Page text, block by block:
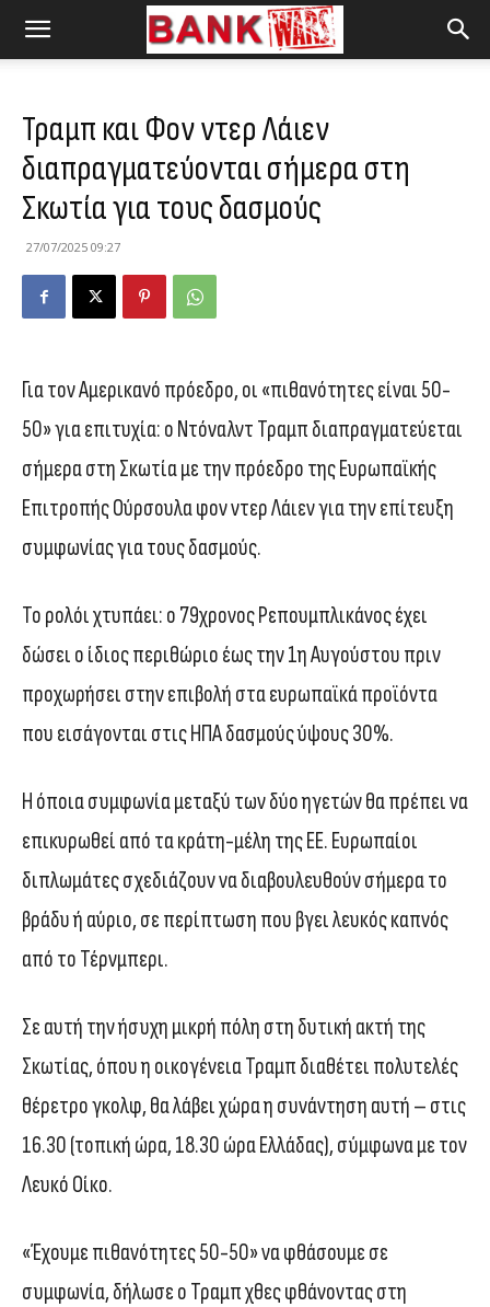
Τραμπ και Φον ντερ Λάιεν
διαπραγματεύονται σήμερα στη
Σκωτία για τους δασμούς
27/07/2025 09:27
Για τον Αμερικανό πρόεδρο, οι «πιθανότητες είναι 50-
50» για επιτυχία: ο Ντόναλντ Τραμπ διαπραγματεύεται
σήμερα στη Σκωτία με την πρόεδρο της Ευρωπαϊκής
Επιτροπής Ούρσουλα φον ντερ Λάιεν για την επίτευξη
συμφωνίας για τους δασμούς.
Το ρολόι χτυπάει: ο 79χρονος Ρεπουμπλικάνος έχει
δώσει ο ίδιος περιθώριο έως την 1η Αυγούστου πριν
προχωρήσει στην επιβολή στα ευρωπαϊκά προϊόντα
που εισάγονται στις ΗΠΑ δασμούς ύψους 30%.
Η όποια συμφωνία μεταξύ των δύο ηγετών θα πρέπει να
επικυρωθεί από τα κράτη-μέλη της ΕΕ. Ευρωπαίοι
διπλωμάτες σχεδιάζουν να διαβουλευθούν σήμερα το
βράδυ ή αύριο, σε περίπτωση που βγει λευκός καπνός
από το Τέρνμπερι.
Σε αυτή την ήσυχη μικρή πόλη στη δυτική ακτή της
Σκωτίας, όπου η οικογένεια Τραμπ διαθέτει πολυτελές
θέρετρο γκολφ, θα λάβει χώρα η συνάντηση αυτή – στις
16.30 (τοπική ώρα, 18.30 ώρα Ελλάδας), σύμφωνα με τον
Λευκό Οίκο.
«Έχουμε πιθανότητες 50-50» να φθάσουμε σε
συμφωνία, δήλωσε ο Τραμπ χθες φθάνοντας στη